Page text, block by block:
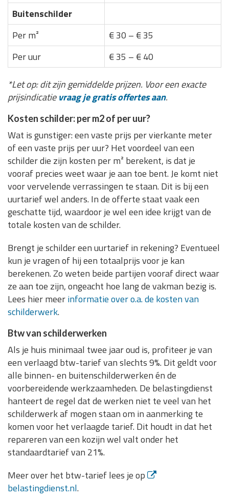
Buitenschilder
Per m²
€ 30 – € 35
Per uur
€ 35 – € 40
*Let op: dit zijn gemiddelde prijzen. Voor een exacte
prijsindicatievraag je gratis offertes aan.
Kosten schilder: per m2 of per uur?
Wat is gunstiger: een vaste prijs per vierkante meter
of een vaste prijs per uur? Het voordeel van een
schilder die zijn kosten per m² berekent, is dat je
vooraf precies weet waar je aan toe bent. Je komt niet
voor vervelende verrassingen te staan. Dit is bij een
uurtarief wel anders. In de offerte staat vaak een
geschatte tijd, waardoor je wel een idee krijgt van de
totale kosten van de schilder.
Brengt je schilder een uurtarief in rekening? Eventueel
kun je vragen of hij een totaalprijs voor je kan
berekenen. Zo weten beide partijen vooraf direct waar
ze aan toe zijn, ongeacht hoe lang de vakman bezig is.
Lees hier meerinformatie over o.a. de kosten van
schilderwerk.
Btw van schilderwerken
Als je huis minimaal twee jaar oud is, profiteer je van
een verlaagd btw-tarief van slechts 9%. Dit geldt voor
alle binnen- en buitenschilderwerken én de
voorbereidende werkzaamheden. De belastingdienst
hanteert de regel dat de werken niet te veel van het
schilderwerk af mogen staan om in aanmerking te
komen voor het verlaagde tarief. Dit houdt in dat het
repareren van een kozijn wel valt onder het
standaardtarief van 21%.
Meer over het btw-tarief lees je op
belastingdienst.nl.